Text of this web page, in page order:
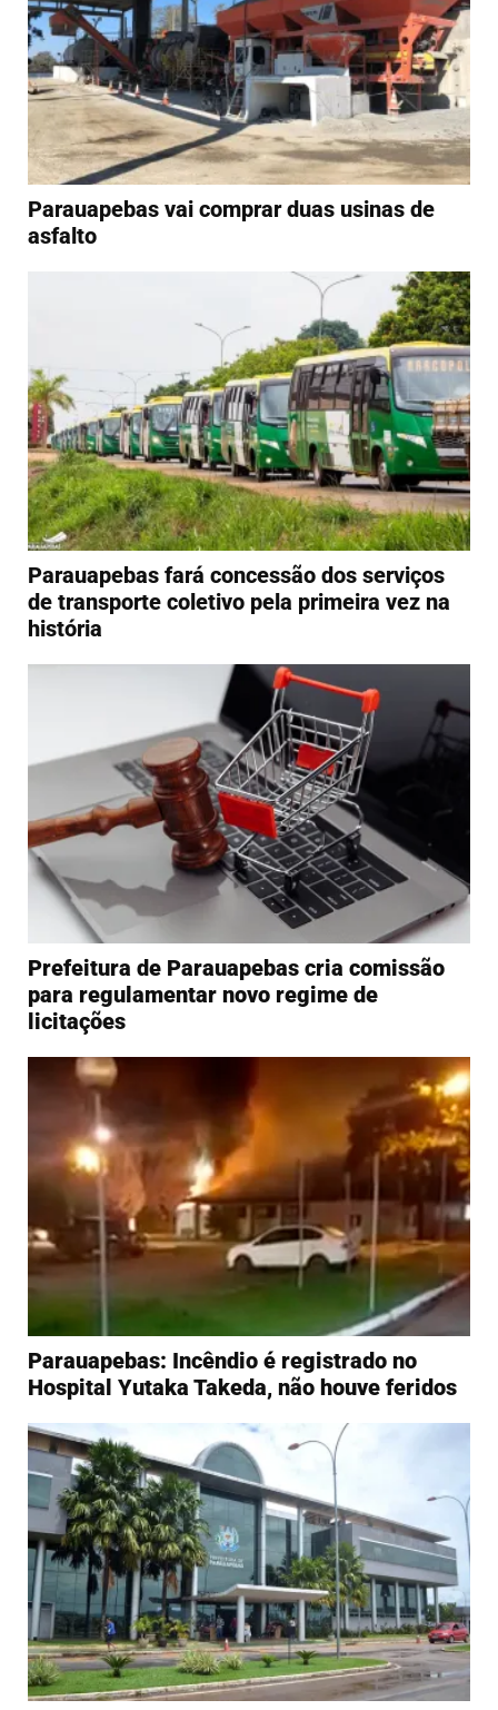
Parauapebas vai comprar duas usinas de
asfalto
Parauapebas fará concessão dos serviços
de transporte coletivo pela primeira vez na
história
Prefeitura de Parauapebas cria comissão
para regulamentar novo regime de
licitações
Parauapebas: Incêndio é registrado no
Hospital Yutaka Takeda, não houve feridos